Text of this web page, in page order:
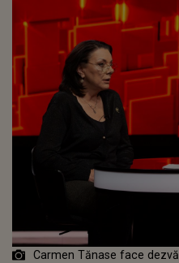
Carmen Tănase face